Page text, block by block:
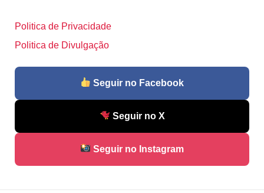
Politica de Privacidade
Politica de Divulgação
Seguir no Facebook
Seguir no X
Seguir no Instagram